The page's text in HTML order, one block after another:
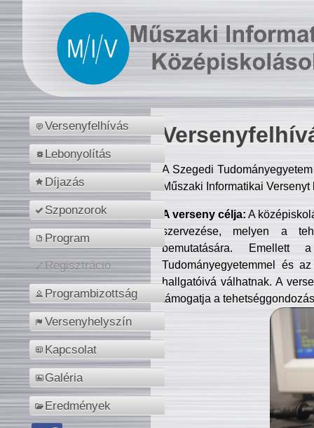
Versenyfelhívás
Lebonyolítás
Díjazás
Szponzorok
Program
Regisztráció
Programbizottság
Versenyhelyszín
Kapcsolat
Galéria
Eredmények
A Szegedi
Műszaki Informatikai
A verseny célja: A
szervezése, melyen a
bemutatására. Emellett
Tudományegyetemmel és
hallgatóivá válhatnak. A
támogatja a